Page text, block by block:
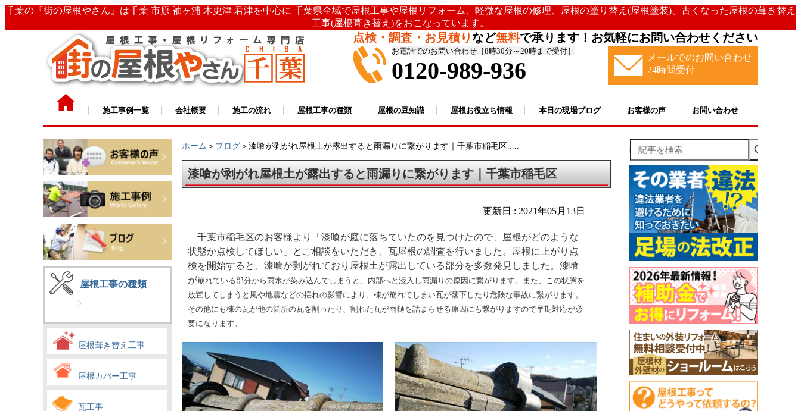
千葉の『街の屋根やさん』は千葉 市原 袖ヶ浦 木更津 君津を中心に 千葉県全域で屋根工事や屋根リフォーム、軽微な屋根の修理、屋根の塗り替え(屋根塗装)、古くなった屋根の葺き替え
工事(屋根葺き替え)をおこなっています。
点検・調査・お見積りなど無料で承ります！お気軽にお問い合わせください
お電話でのお問い合わせ［8時30分～20時まで受付］
0120-989-936
メールでのお問い合わせ
24時間受付
施工事例一覧 会社概要 施工の流れ 屋根工事の種類 屋根の豆知識 屋根お役立ち情報 本日の現場ブログ お客様の声 お問い合わせ
屋根工事の種類
屋根葺き替え工事
屋根カバー工事
瓦工事
ホーム ＞ ブログ ＞漆喰が剥がれ屋根土が露出すると雨漏りに繋がります｜千葉市稲毛区.....
漆喰が剥がれ屋根土が露出すると雨漏りに繋がります｜千葉市稲毛区
更新日 : 2021年05月13日
千葉市稲毛区のお客様より「漆喰が庭に落ちていたのを見つけたので、屋根がどのような
状態か点検してほしい」とご相談をいただき、瓦屋根の調査を行いました。屋根に上がり点
検を開始すると、漆喰が剥がれており屋根土が露出している部分を多数発見しました。漆喰
が崩れている部分から雨水が染み込んでしまうと、内部へと浸入し雨漏りの原因に繋がります。また、この状態を
放置してしまうと風や地震などの揺れの影響により、棟が崩れてしまい瓦が落下したり危険な事故に繋がります。
その他にも棟の瓦が他の箇所の瓦を割ったり、割れた瓦が雨樋を詰まらせる原因にも繋がりますので早期対応が必
要になります。
記事を検索